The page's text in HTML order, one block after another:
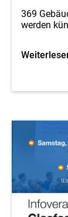
369
werden